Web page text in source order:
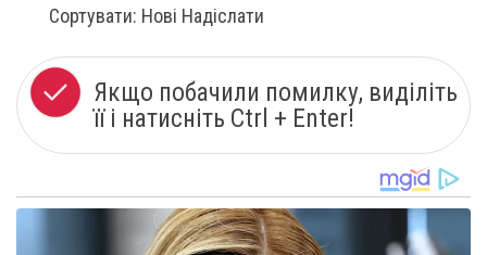
Сортувати: Нові Надіслати
Якщо побачили помилку, виділіть
її і натисніть Ctrl + Enter!